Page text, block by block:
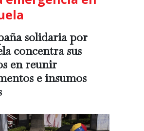
solidaria por
concentra sus
en reunir
e insumos